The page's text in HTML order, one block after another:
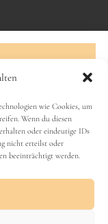
wie Cookies, um
Wenn du diesen
oder eindeutige IDs
nicht erteilst oder
beeinträchtigt werden.